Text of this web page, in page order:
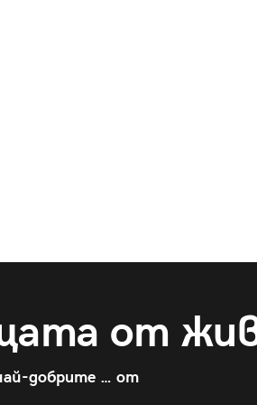
от
добрите … от